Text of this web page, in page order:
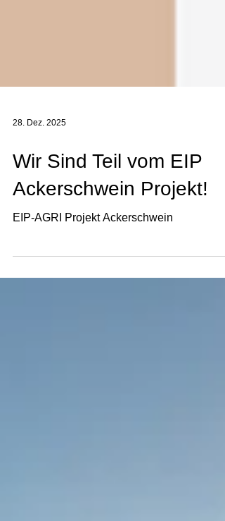
28. Dez. 2025
Wir Sind Teil vom EIP
Ackerschwein Projekt!